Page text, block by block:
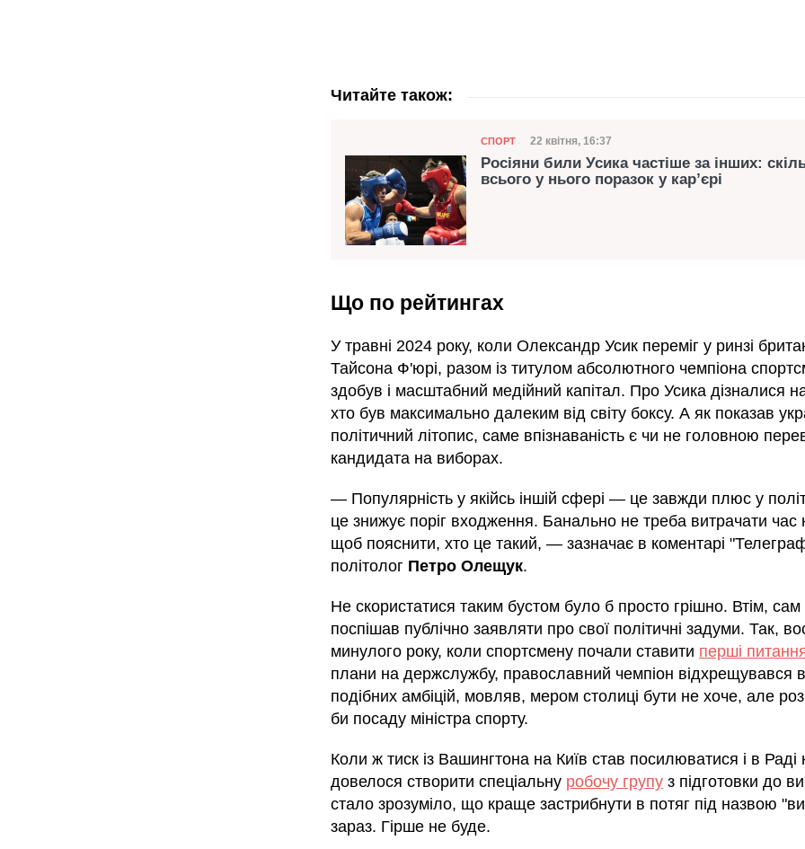
Читайте також:
Категорія
СПОРТ Дата публікації
22 квітня, 16:37
Росіяни били Усика частіше за інших:
всього у нього поразок у кар’єрі
Що по рейтингах
У травні 2024 року, коли Олександр Усик переміг у ринзі
Тайсона Ф'юрі, разом із титулом абсолютного чемпіона
здобув і масштабний медійний капітал. Про Усика дізналися
хто був максимально далеким від світу боксу. А як показав
політичний літопис, саме впізнаваність є чи не головною
кандидата на виборах.
— Популярність у якійсь іншій сфері — це завжди плюс у
це знижує поріг входження. Банально не треба витрачати час
щоб пояснити, хто це такий, — зазначає в коментарі
політолог Петро Олещук.
Не скористатися таким бустом було б просто грішно. Втім, сам
поспішав публічно заявляти про свої політичні задуми. Так,
минулого року, коли спортсмену почали ставити перші
плани на держслужбу, православний чемпіон відхрещувався
подібних амбіцій, мовляв, мером столиці бути не хоче, але
би посаду міністра спорту.
Коли ж тиск із Вашингтона на Київ став посилюватися і в Раді
довелося створити спеціальну робочу групу з підготовки до
стало зрозуміло, що краще застрибнути в потяг під назвою
зараз. Гірше не буде.